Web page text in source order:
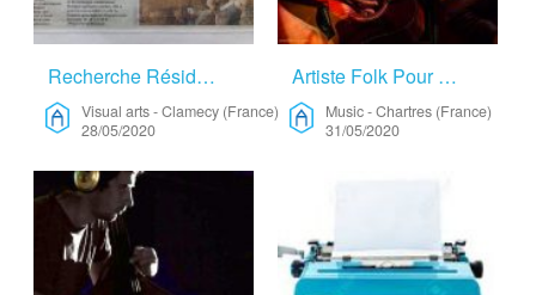
Recherche Résidence Artistique Courte – Visual Arts
Visual arts-Clamecy (France)
28/05/2020
Artiste Folk Pour Enregistrement – Music
Music-Chartres (France)
31/05/2020